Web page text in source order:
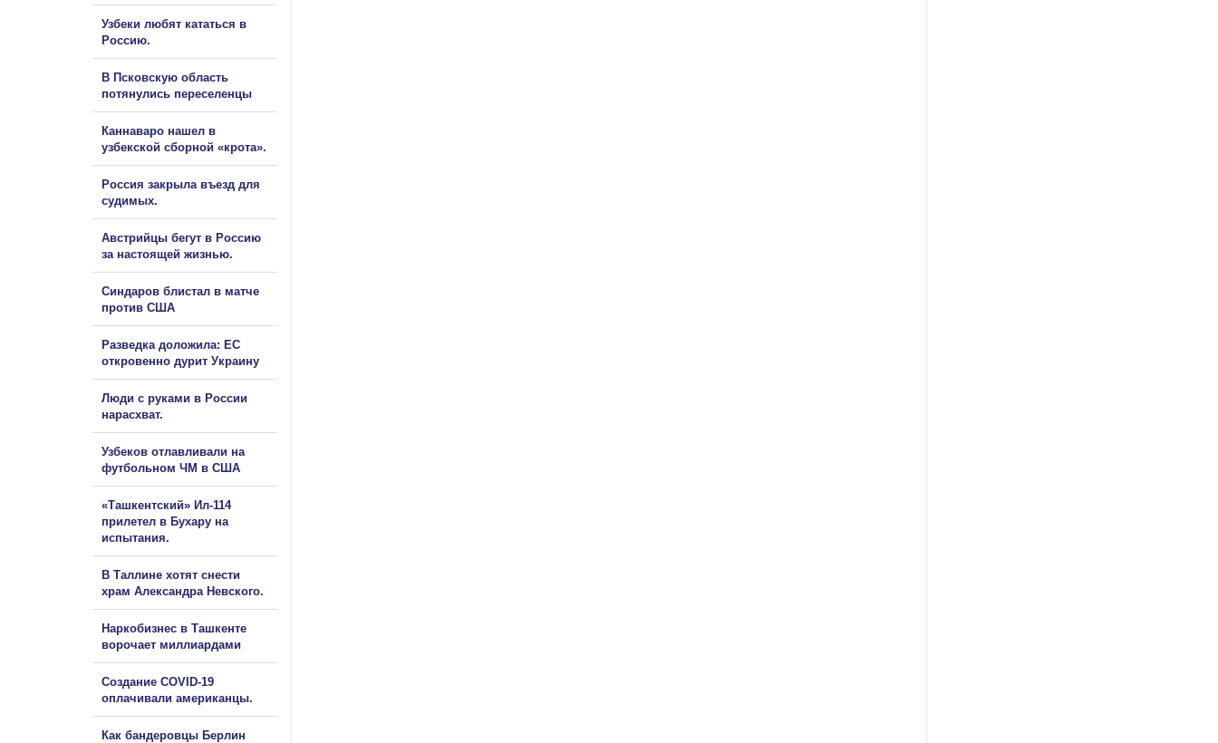
Узбеки любят кататься в
Россию.
В Псковскую область
потянулись переселенцы
Каннаваро нашел в
узбекской сборной «крота».
Россия закрыла въезд для
судимых.
Австрийцы бегут в Россию
за настоящей жизнью.
Синдаров блистал в матче
против США
Разведка доложила: ЕС
откровенно дурит Украину
Люди с руками в России
нарасхват.
Узбеков отлавливали на
футбольном ЧМ в США
«Ташкентский» Ил-114
прилетел в Бухару на
испытания.
В Таллине хотят снести
храм Александра Невского.
Наркобизнес в Ташкенте
ворочает миллиардами
Создание COVID-19
оплачивали американцы.
Как бандеровцы Берлин